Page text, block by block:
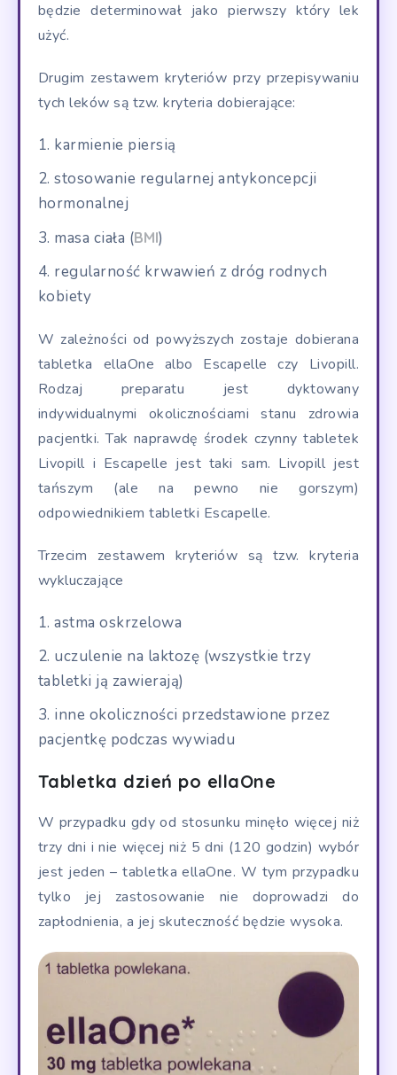
będzie determinował jako pierwszy który lek
użyć.
Drugim zestawem kryteriów przy przepisywaniu
tych leków są tzw. kryteria dobierające:
karmienie piersią
stosowanie regularnej antykoncepcji
hormonalnej
masa ciała (BMI)
regularność krwawień z dróg rodnych
kobiety
W zależności od powyższych zostaje dobierana
tabletka ellaOne albo Escapelle czy Livopill.
Rodzaj preparatu jest dyktowany
indywidualnymi okolicznościami stanu zdrowia
pacjentki. Tak naprawdę środek czynny tabletek
Livopill i Escapelle jest taki sam. Livopill jest
tańszym (ale na pewno nie gorszym)
odpowiednikiem tabletki Escapelle.
Trzecim zestawem kryteriów są tzw. kryteria
wykluczające
astma oskrzelowa
uczulenie na laktozę (wszystkie trzy
tabletki ją zawierają)
inne okoliczności przedstawione przez
pacjentkę podczas wywiadu
Tabletka dzień po ellaOne
W przypadku gdy od stosunku minęło więcej niż
trzy dni i nie więcej niż 5 dni (120 godzin) wybór
jest jeden – tabletka ellaOne. W tym przypadku
tylko jej zastosowanie nie doprowadzi do
zapłodnienia, a jej skuteczność będzie wysoka.